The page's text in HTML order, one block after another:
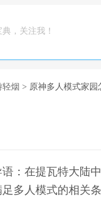
，关注我！
轻烟 > 原神多人模式家园
：在提瓦特大陆
多人模式的相关